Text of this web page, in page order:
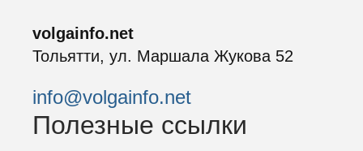
volgainfo.net
Тольятти, ул. Маршала Жукова 52
info@volgainfo.net
Полезные ссылки